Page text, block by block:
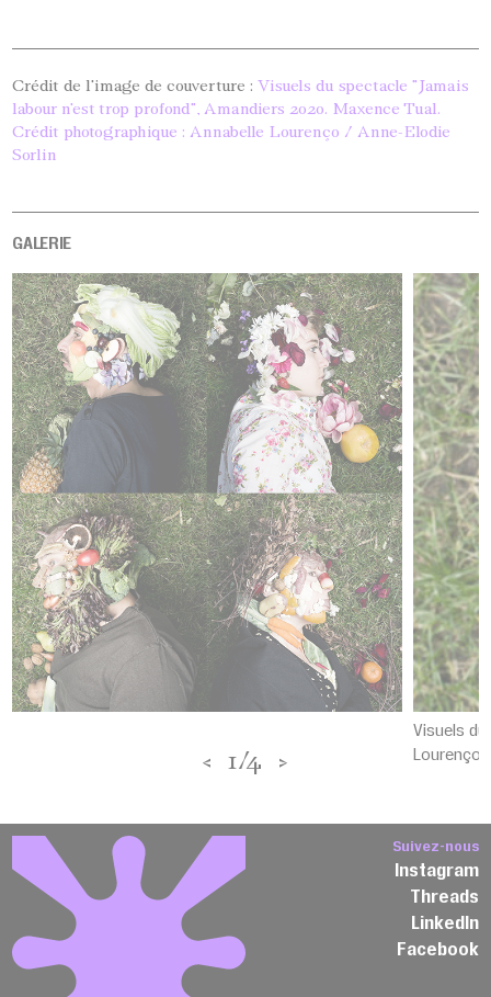
Crédit de l'image de couverture : Visuels du spectacle "Jamais
labour n'est trop profond", Amandiers 2020. Maxence Tual.
Crédit photographique : Annabelle Lourenço / Anne-Elodie
Sorlin
GALERIE
Visuels
Lourenço
< 1/4 >
Suivez-nous
Instagram
Threads
LinkedIn
Facebook